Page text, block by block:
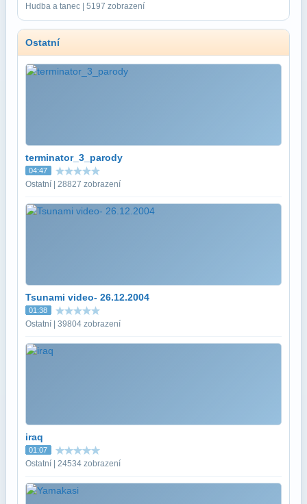
Hudba a tanec | 5197 zobrazení
Ostatní
terminator_3_parody
04:47
Ostatní | 28827 zobrazení
Tsunami video- 26.12.2004
01:38
Ostatní | 39804 zobrazení
iraq
01:07
Ostatní | 24534 zobrazení